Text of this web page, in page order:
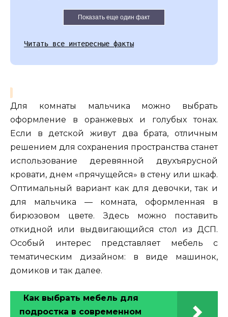
Показать еще один факт
Читать все интересные факты
Для комнаты мальчика можно выбрать
оформление в оранжевых и голубых тонах.
Если в детской живут два брата, отличным
решением для сохранения пространства станет
использование деревянной двухъярусной
кровати, днем «прячущейся» в стену или шкаф.
Оптимальный вариант как для девочки, так и
для мальчика — комната, оформленная в
бирюзовом цвете. Здесь можно поставить
откидной или выдвигающийся стол из ДСП.
Особый интерес представляет мебель с
тематическим дизайном: в виде машинок,
домиков и так далее.
Как выбрать мебель для
подростка в современном